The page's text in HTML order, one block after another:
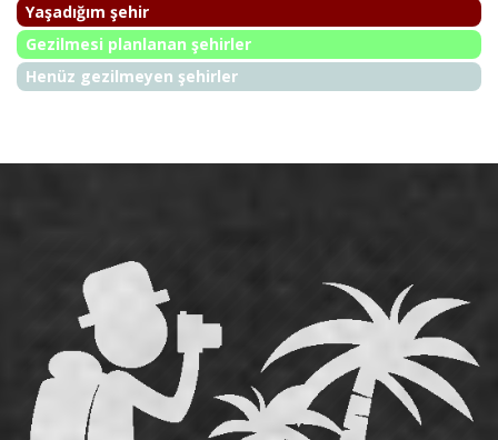
Yaşadığım şehir
Gezilmesi planlanan şehirler
Henüz gezilmeyen şehirler